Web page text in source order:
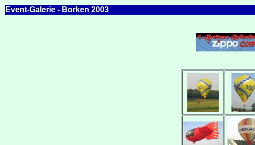
Event-Galerie - Borken 2003